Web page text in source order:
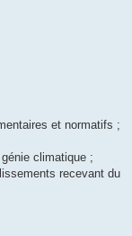
et normatifs ;
climatique ;
recevant du